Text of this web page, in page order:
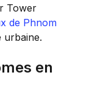
Tower
de Phnom
urbaine.
en